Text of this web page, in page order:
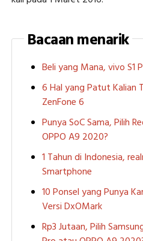
Bacaan menarik
Beli yang Mana, vivo S1
6 Hal yang Patut Kalian
ZenFone 6
Punya SoC Sama, Pilih
OPPO A9 2020?
1 Tahun di Indonesia,
Smartphone
10 Ponsel yang Punya
Versi DxOMark
Rp3 Jutaan, Pilih